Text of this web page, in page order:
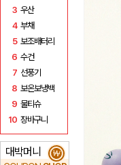
3 우산
4 부채
5 보조배터리
6 수건
7 선풍기
8 보온보냉백
9 물티슈
10 장바구니
대박머니 ₩